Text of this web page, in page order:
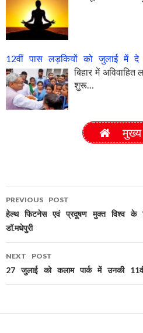
12वीं पास लड़कियों को जुलाई में दे
बिहार में
शुरू…
Post
navigation
PREVIOUS POST
हेल्थ फिटनेस एवं प्रदूषण मुक्त विश्व के
डॉ.मधेपुरी
NEXT POST
27 जुलाई को कलाम पार्क में उनकी 11वीं